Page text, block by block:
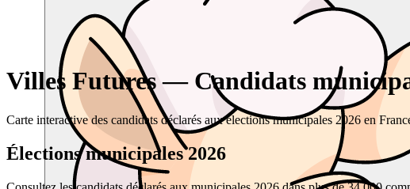
Villes Futures — Candidats
Carte interactive des candidats déclarés aux élections municipales 2026 en
Élections municipales 2026